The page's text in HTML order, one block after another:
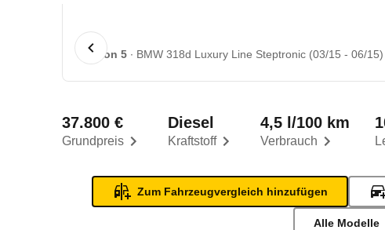
1 von 5 BMW 318d Luxury Line Steptronic (03/15 - 06/15)
Grundpreis
37.800 €
Kraftstoff
Diesel
Verbrauch
4,5 l/100 km
Zum Fahrzeugvergleich hinzufügen
Alle Modelle